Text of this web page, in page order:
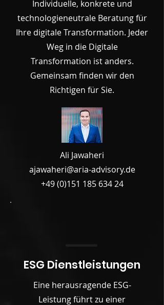
Individuelle, konkrete und
technologieneutrale Beratung für
Ihre digitale Transformation. Jeder
Weg in die Digitale
Transformation ist anders.
Gemeinsam finden wir den
Richtigen für Sie.
Ali Jawaheri
ajawaheri@aria-advisory.de
+49 (0)151 185 634 24
ESG Dienstleistungen
Eine herausragende ESG-
Leistung führt zu einer